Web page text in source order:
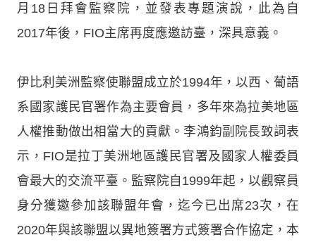
月18日拜會監察院，並發表專題演說，此為自
2017年後，FIO主席再度應邀訪臺，深具意義。
伊比利美洲監察使聯盟成立於1994年，以西、葡語
系國家護民官署作為主要會員，多年來為拉美地區
人權推動做出相當大的貢獻。李鴻鈞副院長致詞表
示，FIO是拉丁美洲地區護民官署及國家人權委員
會最大的交流平臺。監察院自1999年起，以觀察員
身分獲邀參加該聯盟年會，迄今已出席23次，在
2020年與該聯盟以異地簽署方式簽署合作協定，本